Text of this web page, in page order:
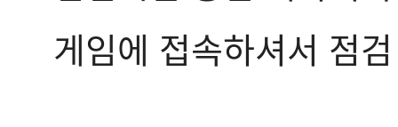
게임에 접속하셔서 점